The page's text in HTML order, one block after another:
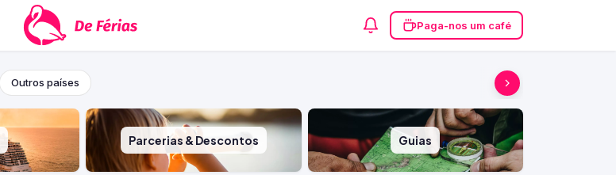
Paga-nos um café
Outros países
Parcerias & Descontos Guias